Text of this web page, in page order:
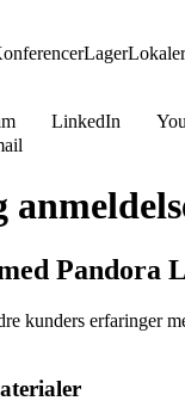
LagerLokaler
LinkedIn
Pandora
kunders erfaringer